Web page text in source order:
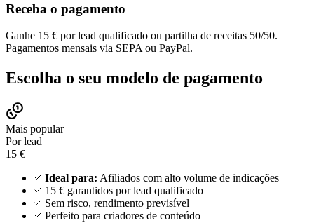
Receba o pagamento
Ganhe 15 € por lead qualificado ou partilha de receitas 50/50.
Pagamentos mensais via SEPA ou PayPal.
Escolha o seu modelo de pagamento
Mais popular
Por lead
15 €
Ideal para: Afiliados com alto volume de indicações
15 € garantidos por lead qualificado
Sem risco, rendimento previsível
Perfeito para criadores de conteúdo